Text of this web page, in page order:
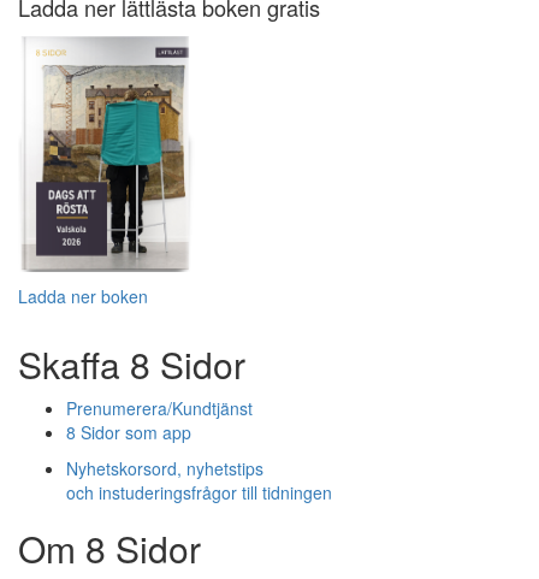
Ladda ner lättlästa boken gratis
Ladda ner boken
Skaffa 8 Sidor
Prenumerera/Kundtjänst
8 Sidor som app
Nyhetskorsord, nyhetstips
och instuderingsfrågor till tidningen
Om 8 Sidor